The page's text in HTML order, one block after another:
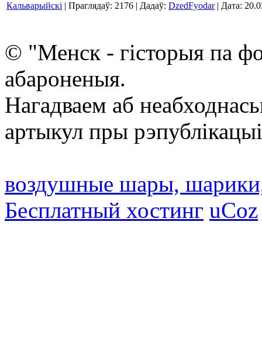
Кальварыйскі | Праглядаў: 2176 | Дадаў: DzedFyodar| Дата:
© "Менск - гісторыя па
абароненыя.
Нагадваем аб
артыкул пры
воздушные шары,
Бесплатный хостинг uCoz